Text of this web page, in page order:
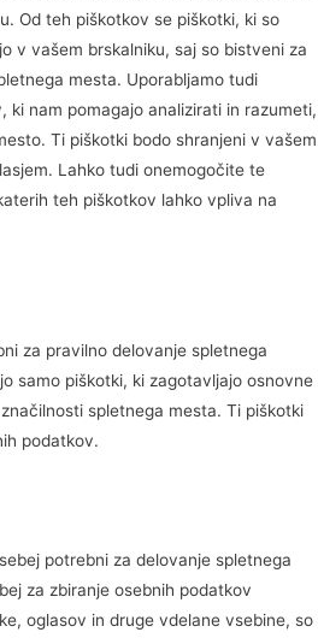
Od teh piškotkov se piškotki, ki so
v vašem brskalniku, saj so bistveni za
mesta. Uporabljamo tudi
ki nam pomagajo analizirati in razumeti,
Ti piškotki bodo shranjeni v vašem
Lahko tudi onemogočite te
teh piškotkov lahko vpliva na
za pravilno delovanje spletnega
samo piškotki, ki zagotavljajo osnovne
spletnega mesta. Ti piškotki
podatkov.
potrebni za delovanje spletnega
za zbiranje osebnih podatkov
oglasov in druge vdelane vsebine, so